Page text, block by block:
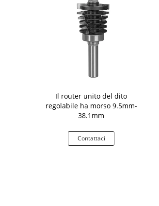
Il router unito del dito
regolabile ha morso 9.5mm-
38.1mm
Contattaci